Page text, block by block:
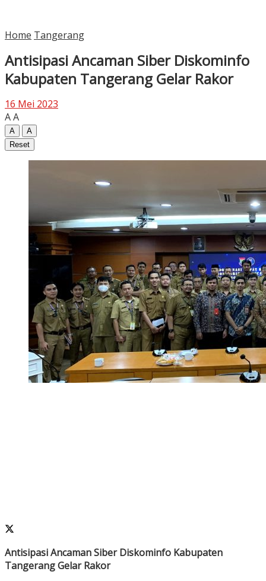
Home Tangerang
Antisipasi Ancaman Siber Diskominfo
Kabupaten Tangerang Gelar Rakor
16 Mei 2023
AA
A
A
Reset
Antisipasi Ancaman Siber Diskominfo Kabupaten
Tangerang Gelar Rakor